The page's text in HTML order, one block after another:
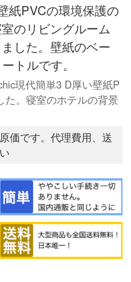
紙PVCの環境保護の
のリビングルーム
した。壁紙のベー
トルです。
現代簡単3 D厚い壁紙P
た。寝室のホテルの背景
価です。代理費用、送